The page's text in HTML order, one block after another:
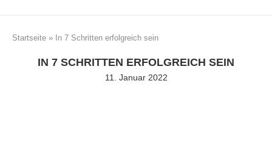
Startseite » In 7 Schritten erfolgreich sein
IN 7 SCHRITTEN ERFOLGREICH SEIN
11. Januar 2022